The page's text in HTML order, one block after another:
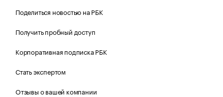
Поделиться новостью на РБК
Получить пробный доступ
Корпоративная подписка РБК
Стать экспертом
Отзывы о вашей компании